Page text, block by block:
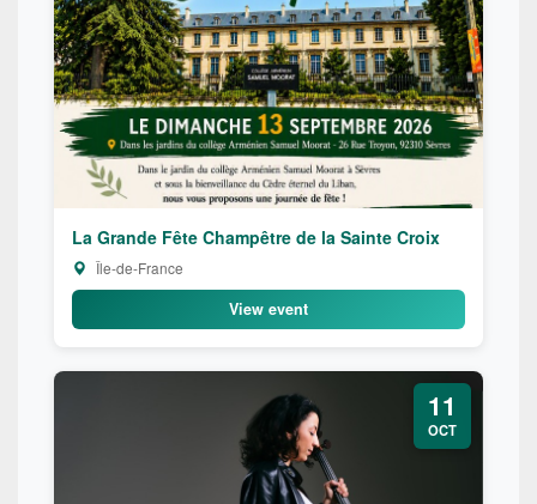
La Grande Fête Champêtre de la Sainte Croix
Île-de-France
View event
11
OCT